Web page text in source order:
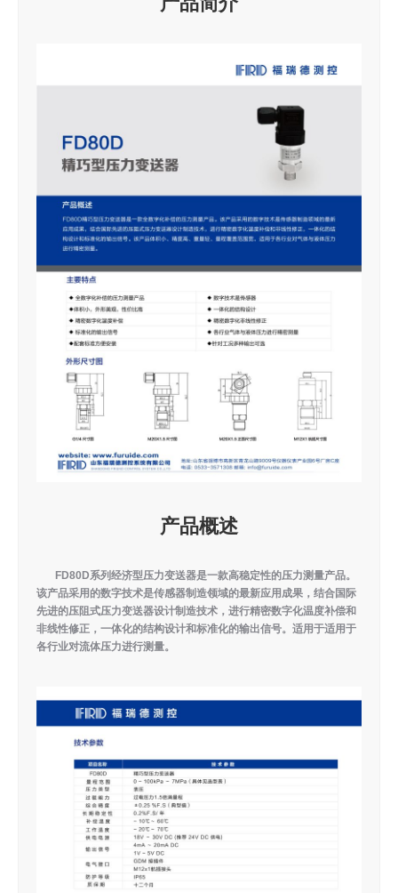
产品概述
FD80D系列经济型压力变送器是一款高稳定性的压力测量产品。
该产品采用的数字技术是传感器制造领域的最新应用成果，结合国际
先进的压阻式压力变送器设计制造技术，进行精密数字化温度补偿和
非线性修正，一体化的结构设计和标准化的输出信号。适用于适用于
各行业对流体压力进行测量。